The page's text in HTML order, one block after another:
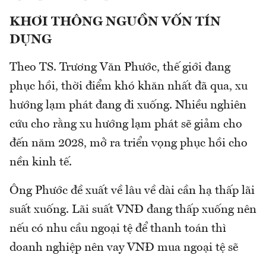
KHƠI THÔNG NGUỒN VỐN TÍN
DỤNG
Theo TS. Trương Văn Phước, thế giới đang
phục hồi, thời điểm khó khăn nhất đã qua, xu
hướng lạm phát đang đi xuống. Nhiều nghiên
cứu cho rằng xu hướng lạm phát sẽ giảm cho
đến năm 2028, mở ra triển vọng phục hồi cho
nền kinh tế.
Ông Phước đề xuất về lâu về dài cần hạ thấp lãi
suất xuống. Lãi suất VNĐ đang thấp xuống nên
nếu có nhu cầu ngoại tệ để thanh toán thì
doanh nghiệp nên vay VNĐ mua ngoại tệ sẽ